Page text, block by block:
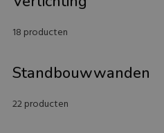
18 producten
Standbouwwanden
22 producten